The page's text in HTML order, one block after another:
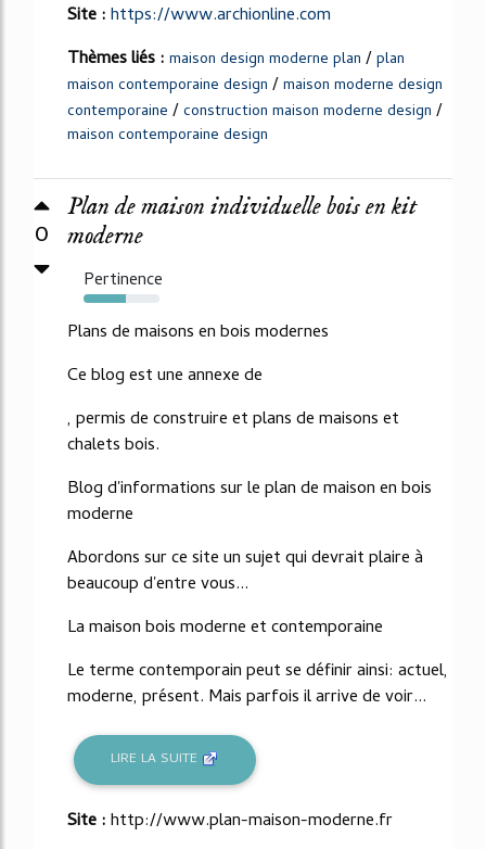
Site :https://www.archionline.com
Thèmes liés : maison design moderne plan /plan
maison contemporaine design /maison moderne design
contemporaine /construction maison moderne design /
maison contemporaine design
0
Plan de maison individuelle bois en kit
moderne
Pertinence
56%
Plans de maisons en bois modernes
Ce blog est une annexe de
, permis de construire et plans de maisons et
chalets bois.
Blog d'informations sur le plan de maison en bois
moderne
Abordons sur ce site un sujet qui devrait plaire à
beaucoup d'entre vous...
La maison bois moderne et contemporaine
Le terme contemporain peut se définir ainsi: actuel,
moderne, présent. Mais parfois il arrive de voir...
LIRE LA SUITE
Site :http://www.plan-maison-moderne.fr